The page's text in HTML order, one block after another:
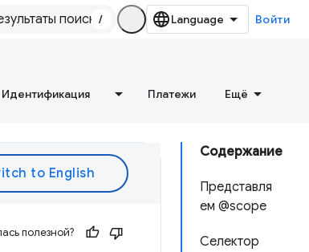
/ Войти
Идентификация Платежи Ещё
Содержание
Представля
ем @scope
Селектор
полезной?